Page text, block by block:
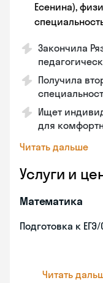
Есенина),
Закончилa
Получила
Ищет
для
Читать дальше
Услуги и
Математика
Подготовка к ЕГЭ/
Читать